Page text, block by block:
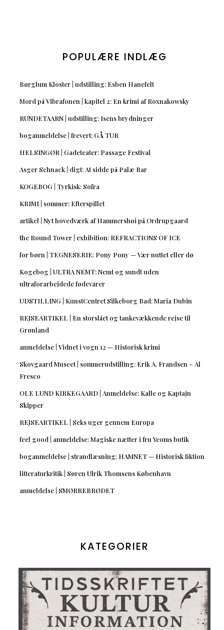
POPULÆRE INDLÆG
Børglum Kloster | udstilling: Esben Hanefelt
Mord på Vibrafonen | kapitel 2: En krimi af Roxnakowsky
RUNDETAARN | udstilling: Isens brydninger
boganmeldelse | frevert: GÅ TUR
HELSINGØR | Gadeteater: Passage Festival
Asger Schnack | digt: At sidde på Palæ Bar
KOGEBOG | Tyrkisk: Sofra
KRIMI | sommer: Efterspillet
artikel | Nyt hovedværk af Hammershøi på Ordrupgaard
the Round Tower | exhibition: REFRACTIONS OF ICE
for børn | TEGNESERIE: Pony Pony — Vær nuttet eller dø
Kogebog | ULTRA NEMT: Nemt og sundt uden
ultraforarbejdede fødevarer
UDSTILLING | KunstCentret Silkeborg Bad: Maria Dubin
REJSEARTIKEL | En storslået og tankevækkende rejse til
Grønland
anmeldelse | Vidnet i vogn 12 — Historisk krimi
Skovgaard Museet | sommerudstilling: Erik A. Frandsen – Al
Fresco
OLE LUND KIRKEGAARD | Anmeldelse: Kalle og Kaptajn
Skipper
REJSEARTIKEL | Seks uger gennem Europa
feel good | anmeldelse: Magiske nætter i fru Yeoms butik
boganmeldelse | strandlæsning: HAMNET — Historisk fiktion
litteraturkritik | Søren Ulrik Thomsens København
anmeldelse | SMØRREBRØDET
KATEGORIER